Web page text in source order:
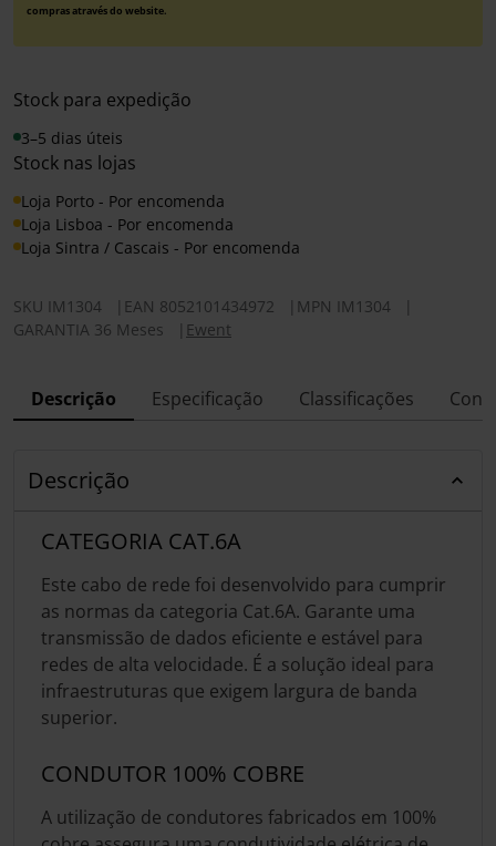
compras através do website.
Stock para expedição
3–5 dias úteis
Stock nas lojas
Loja Porto - Por encomenda
Loja Lisboa - Por encomenda
Loja Sintra / Cascais - Por encomenda
SKU IM1304 EAN 8052101434972 MPN IM1304
GARANTIA 36 Meses
Ewent
Descrição Especificação Classificações
Descrição
CATEGORIA CAT.6A
Este cabo de rede foi desenvolvido para cumprir
as normas da categoria Cat.6A. Garante uma
transmissão de dados eficiente e estável para
redes de alta velocidade. É a solução ideal para
infraestruturas que exigem largura de banda
superior.
CONDUTOR 100% COBRE
A utilização de condutores fabricados em 100%